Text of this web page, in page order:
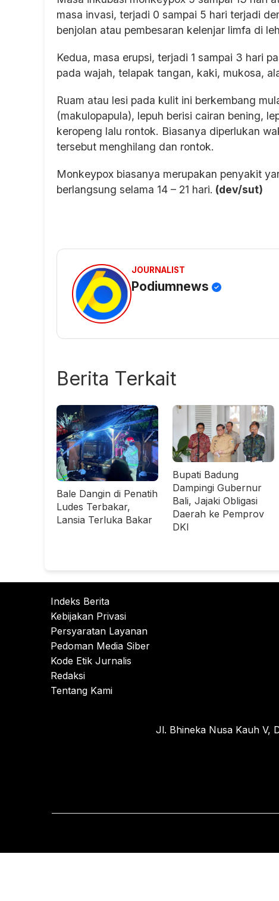
masa invasi, terjadi 0 sampai 5 hari terjadi
benjolan atau pembesaran kelenjar limfa di
Kedua, masa erupsi, terjadi 1 sampai 3 hari
pada wajah, telapak tangan, kaki, mukosa,
Ruam atau lesi pada kulit ini berkembang
(makulopapula), lepuh berisi cairan bening,
keropeng lalu rontok. Biasanya diperlukan
tersebut menghilang dan rontok.
Monkeypox biasanya merupakan penyakit
berlangsung selama 14 – 21 hari. (dev/sut)
JOURNALIST
Podiumnews
Berita Terkait
Bale Dangin di Penatih
Ludes Terbakar,
Lansia Terluka Bakar
Bupati Badung
Dampingi Gubernur
Bali, Jajaki Obligasi
Daerah ke Pemprov
DKI
Indeks Berita
Kebijakan Privasi
Persyaratan Layanan
Pedoman Media Siber
Kode Etik Jurnalis
Redaksi
Tentang Kami
Jl. Bhineka Nusa Kauh V,